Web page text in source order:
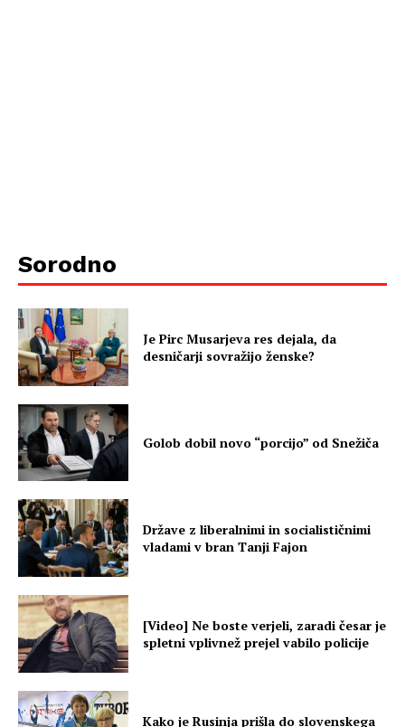
Sorodno
Je Pirc Musarjeva res dejala, da
desničarji sovražijo ženske?
Golob dobil novo “porcijo” od Snežiča
Države z liberalnimi in socialističnimi
vladami v bran Tanji Fajon
[Video] Ne boste verjeli, zaradi česar je
spletni vplivnež prejel vabilo policije
Kako je Rusinja prišla do slovenskega